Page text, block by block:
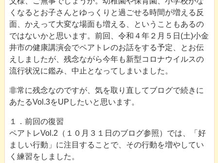
くなるとお子さんとゆっくりと過ごせる時間が増える反
面、かえって大変な場面も増える、ということもあるの
ではないかと思います。前回、令和４年２月５日(土)小金
井市の健康講演会でペアトレのお話をする予定、とお伝
えしましたが、残念ながら今年も新型コロナウイルスの
流行状況に鑑み、中止となってしまいました。
非常に残念なのですが、気を取り直してブログで続きに
あたるVol.3をUPしたいと思います。
１．前回の復習
ペアトレVol.2（１０月３１日のブログ参照）では、「好
ましい行動」に注目することで、その行動を増やしてい
く練習をしました。